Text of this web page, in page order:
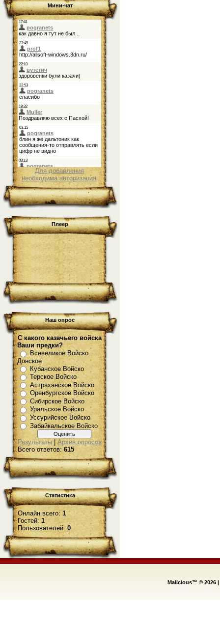
Мини-чат
Для добавления
необходима авторизация
Плеер
Наш опрос
С какого казачьего войска
Ваши предки?
Всевеликое Войско
Донское
Кубанское Войско
Терское Войско
Астраханское Войско
Оренбургское Войско
Сибирское Войско
Уральское Войско
Уссурийское Войско
Забайкальское Войско
Результаты|Архив опросов
Всего ответов:615
Статистика
Онлайн всего:1
Гостей:1
Пользователей:0
Malicious™ © 2026